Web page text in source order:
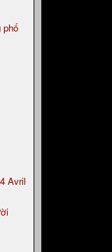
phố
Avril